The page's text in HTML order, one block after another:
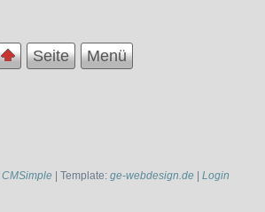
Seite Menü
CMSimple | Template: ge-webdesign.de Login